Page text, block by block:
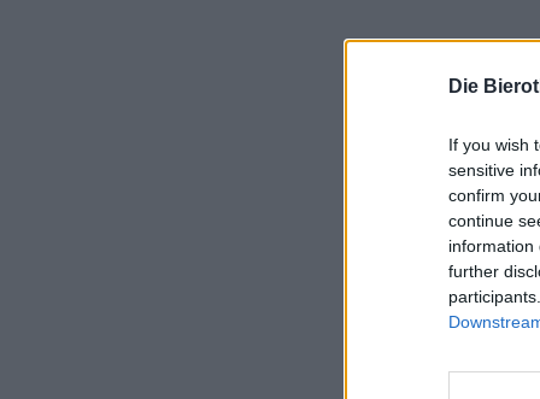
Die
If you wish
sensitive
confirm
continue
information
further